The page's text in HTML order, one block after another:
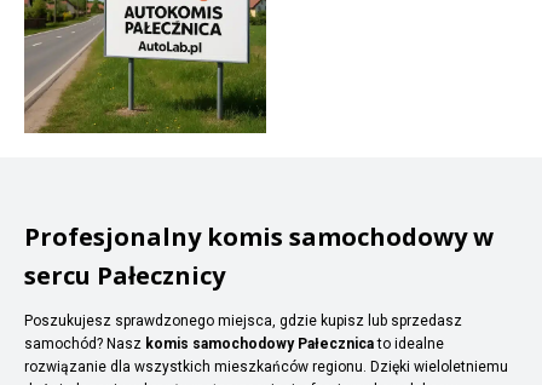
Profesjonalny komis samochodowy w
sercu Pałecznicy
Poszukujesz sprawdzonego miejsca, gdzie kupisz lub sprzedasz
samochód? Nasz komis samochodowy Pałecznicato idealne
rozwiązanie dla wszystkich mieszkańców regionu. Dzięki wieloletniemu